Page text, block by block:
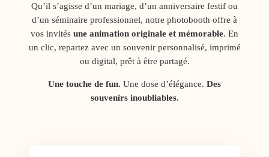
Qu’il s’agisse d’un mariage, d’un anniversaire festif ou
d’un séminaire professionnel, notre photobooth offre à
vos invités une animation originale et mémorable. En
un clic, repartez avec un souvenir personnalisé, imprimé
ou digital, prêt à être partagé.
Une touche de fun. Une dose d’élégance. Des
souvenirs inoubliables.